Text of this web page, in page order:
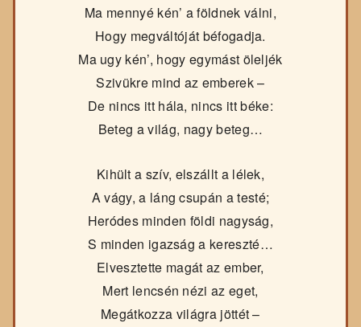
Ma mennyé kén’ a földnek válni,
Hogy megváltóját béfogadja.
Ma ugy kén’, hogy egymást öleljék
Szivükre mind az emberek –
De nincs itt hála, nincs itt béke:
Beteg a világ, nagy beteg…
Kihült a szív, elszállt a lélek,
A vágy, a láng csupán a testé;
Heródes minden földi nagyság,
S minden igazság a kereszté…
Elvesztette magát az ember,
Mert lencsén nézi az eget,
Megátkozza világra jöttét –